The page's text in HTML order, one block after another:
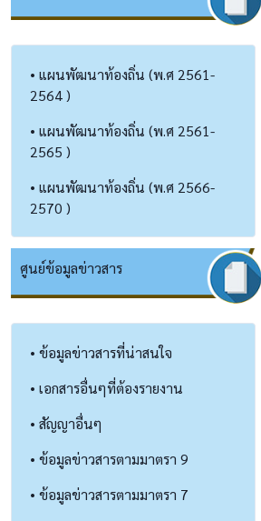
• แผนพัฒนาท้องถิ่น (พ.ศ 2561-
2564 )
• แผนพัฒนาท้องถิ่น (พ.ศ 2561-
2565 )
• แผนพัฒนาท้องถิ่น (พ.ศ 2566-
2570 )
ศูนย์ข้อมูลข่าวสาร
• ข้อมูลข่าวสารที่น่าสนใจ
• เอกสารอื่นๆที่ต้องรายงาน
• สัญญาอื่นๆ
• ข้อมูลข่าวสารตามมาตรา 9
• ข้อมูลข่าวสารตามมาตรา 7